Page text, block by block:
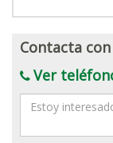
Contacta
Ver
Mensaje